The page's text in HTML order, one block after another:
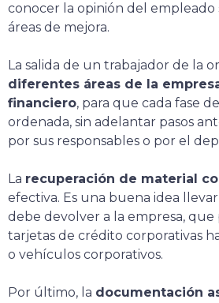
conocer la opinión del
áreas de mejora.
La salida de un trabajador de la
diferentes áreas de la
financiero, para que cada fase
ordenada, sin adelantar pasos
por sus responsables o por el
La recuperación de material
efectiva. Es una buena idea
debe devolver a la empresa,
tarjetas de crédito corporativas
o vehículos corporativos.
Por último, la documentación